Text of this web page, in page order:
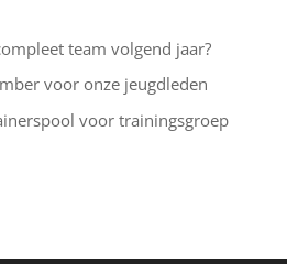
team volgend jaar?
voor onze jeugdleden
voor trainingsgroep